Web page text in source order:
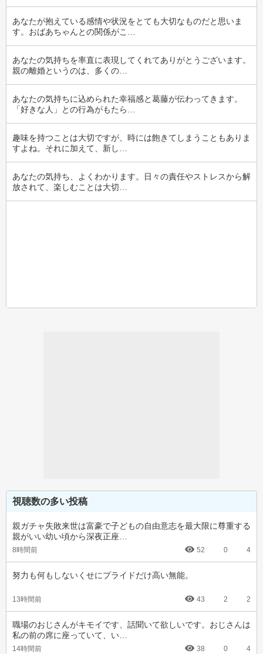
あなたが抱えている感情や状況をとても大切なものだと思いま
す。おばあちゃんとの関係がこ…
あなたの気持ちを率直に表現してくれてありがとうございます。
親の離婚というのは、多くの…
あなたの気持ちに込められた幸福感と葛藤が伝わってきます。
「好きな人」との行為がもたら…
趣味を持つことは大切ですが、時には飽きてしまうこともありま
すよね。それに加えて、新し…
あなたの気持ち、よくわかります。日々の責任やストレスから解
放されて、楽しむことは大切…
視聴数の多い投稿
親ガチャ失敗来世は富豪で子どもの自由意志を最大限に尊重する
親がいい幼い頃から深夜正座…
8時間前 52 0 4
努力も何もしないくせにプライドだけ高い無能。
13時間前 43 2 2
職場のおじさんがキモイです、話聞いて欲しいです。おじさんは
私の前の席に座っていて、い…
14時間前 38 0 4